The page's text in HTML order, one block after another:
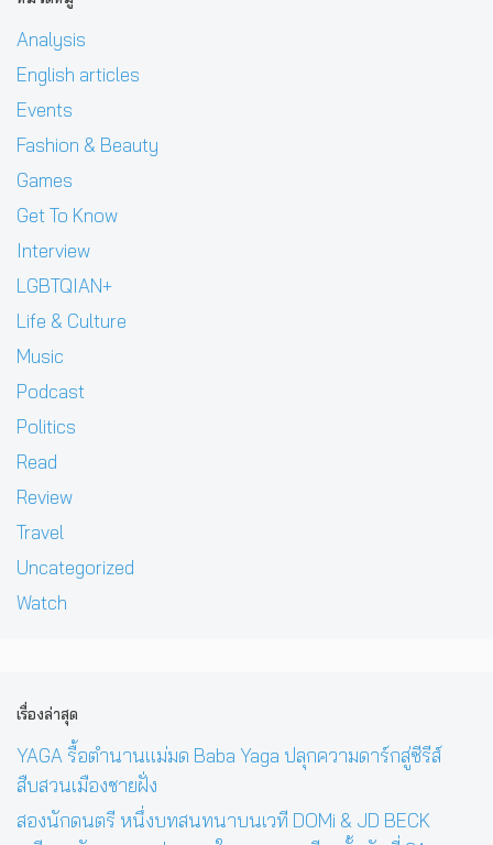
Analysis
English articles
Events
Fashion & Beauty
Games
Get To Know
Interview
LGBTQIAN+
Life & Culture
Music
Podcast
Politics
Read
Review
Travel
Uncategorized
Watch
เรื่องล่าสุด
YAGA รื้อตำนานแม่มด Baba Yaga ปลุกความดาร์กสู่ซีรีส์
สืบสวนเมืองชายฝั่ง
สองนักดนตรี หนึ่งบทสนทนาบนเวที DOMi & JD BECK